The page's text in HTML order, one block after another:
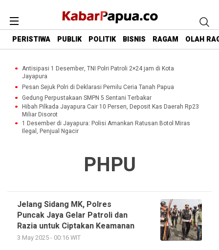
PERISTIWA PUBLIK POLITIK BISNIS RAGAM OLAH
Antisipasi 1 Desember, TNI Polri Patroli 2×24 jam di Kota
Jayapura
Pesan Sejuk Polri di Deklarasi Pemilu Ceria Tanah Papua
Gedung Perpustakaan SMPN 5 Sentani Terbakar
Hibah Pilkada Jayapura Cair 10 Persen, Deposit Kas Daerah Rp23
Miliar Disorot
1 Desember di Jayapura: Polisi Amankan Ratusan Botol Miras
Ilegal, Penjual Ngacir
PHPU
Jelang Sidang MK, Polres
Puncak Jaya Gelar Patroli dan
Razia untuk Ciptakan Keamanan
3 May 2025 - 00:16 WIT